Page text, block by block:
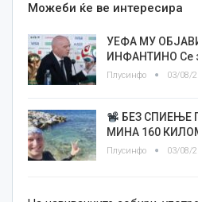
Можеби ќе ве интересира
УЕФА МУ
ИНФАНТИНО Се
Плусинфо 03/08/
БЕЗ СПИЕЊЕ
МИНА 160
Плусинфо 03/08/